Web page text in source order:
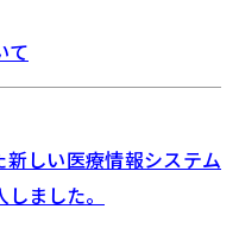
て
新しい医療情報システム
ました。